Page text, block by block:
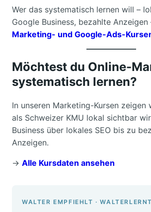
Wer das systematisch lernen will –
Google Business, bezahlte Anzeigen
Marketing- und Google-Ads-
Möchtest du Online-
systematisch lernen?
In unseren Marketing-Kursen zeigen
als Schweizer KMU lokal sichtbar
Business über lokales SEO bis zu
Anzeigen.
→ Alle Kursdaten ansehen
WALTER EMPFIEHLT ·